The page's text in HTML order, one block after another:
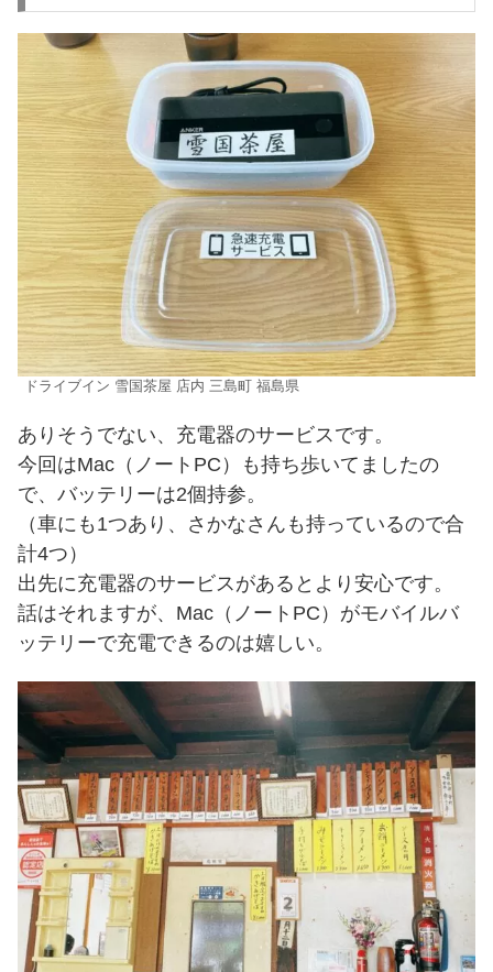
ドライブイン 雪国茶屋 店内 三島町 福島県
ありそうでない、充電器のサービスです。
今回はMac（ノートPC）も持ち歩いてましたの
で、バッテリーは2個持参。
（車にも1つあり、さかなさんも持っているので合
計4つ）
出先に充電器のサービスがあるとより安心です。
話はそれますが、Mac（ノートPC）がモバイルバ
ッテリーで充電できるのは嬉しい。